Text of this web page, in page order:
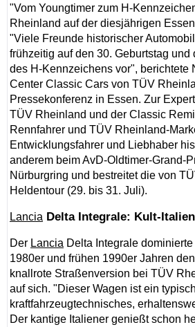
"Vom Youngtimer zum H-
Rheinland auf der diesjährigen
"Viele Freunde historischer
frühzeitig auf den 30. Geburtstag
des H-Kennzeichens vor", berichtete
Center Classic Cars von TÜV
Pressekonferenz in Essen. Zur
TÜV Rheinland und der Classic
Rennfahrer und TÜV Rheinland-
Entwicklungsfahrer und Liebhaber
anderem beim AvD-Oldtimer-Grand-
Nürburgring und bestreitet die von
Heldentour (29. bis 31. Juli).
Lancia Delta Integrale: Kult-
Der Lancia Delta Integrale
1980er und frühen 1990er Jahren
knallrote Straßenversion bei TÜV
auf sich. "Dieser Wagen ist ein
kraftfahrzeugtechnisches,
Der kantige Italiener genießt schon